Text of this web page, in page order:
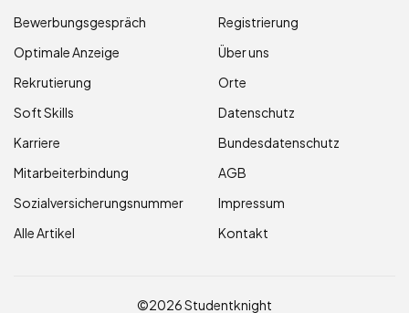
Bewerbungsgespräch
Optimale Anzeige
Rekrutierung
Soft Skills
Karriere
Mitarbeiterbindung
Sozialversicherungsnummer
Alle Artikel
Registrierung
Über uns
Orte
Datenschutz
Bundesdatenschutz
AGB
Impressum
Kontakt
©2026 Studentknight